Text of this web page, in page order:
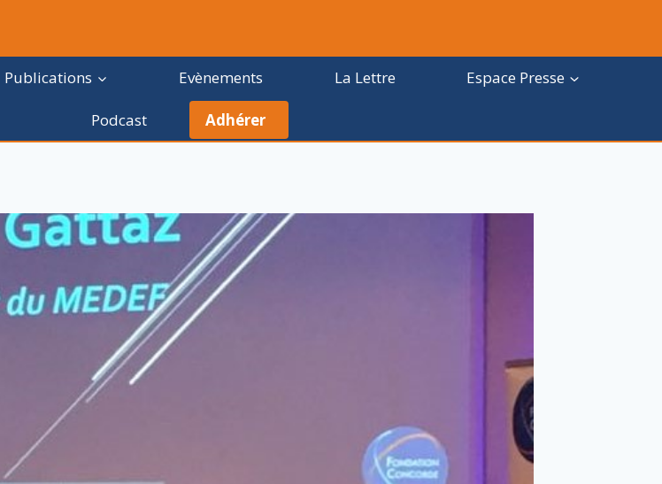
Publications Evènements La Lettre Espace Presse
Podcast Adhérer